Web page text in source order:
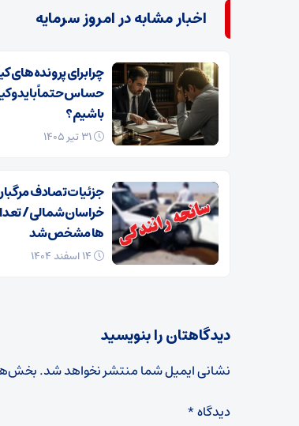
اخبار مشابه در امروز سرمایه
چرا برای پرونده‌های
حساس حتماً باید
باشیم؟
جزئیات تصادف
خراسان‌شمالی/
ها مشخص شد
دیدگاهتان را بنویسید
نشانی ایمیل شما منتشر نخواهد شد.
دیدگاه*